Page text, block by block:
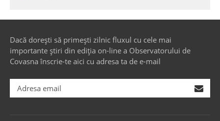
Dacă dorești să primești zilnic fluxul cu cele mai
importante știri din ediția on-line a Observatorului de
Covasna înscrie-te aici cu adresa ta de e-mail